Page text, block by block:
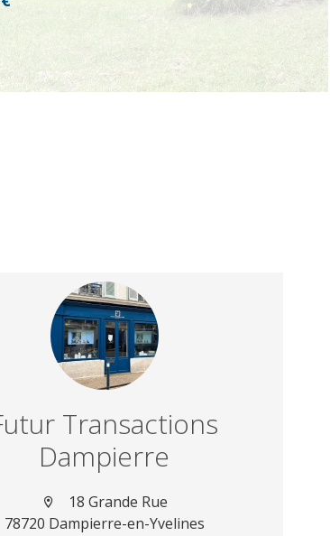
Transactions
Dampierre
18 Grande Rue
78720 Dampierre-en-Yvelines